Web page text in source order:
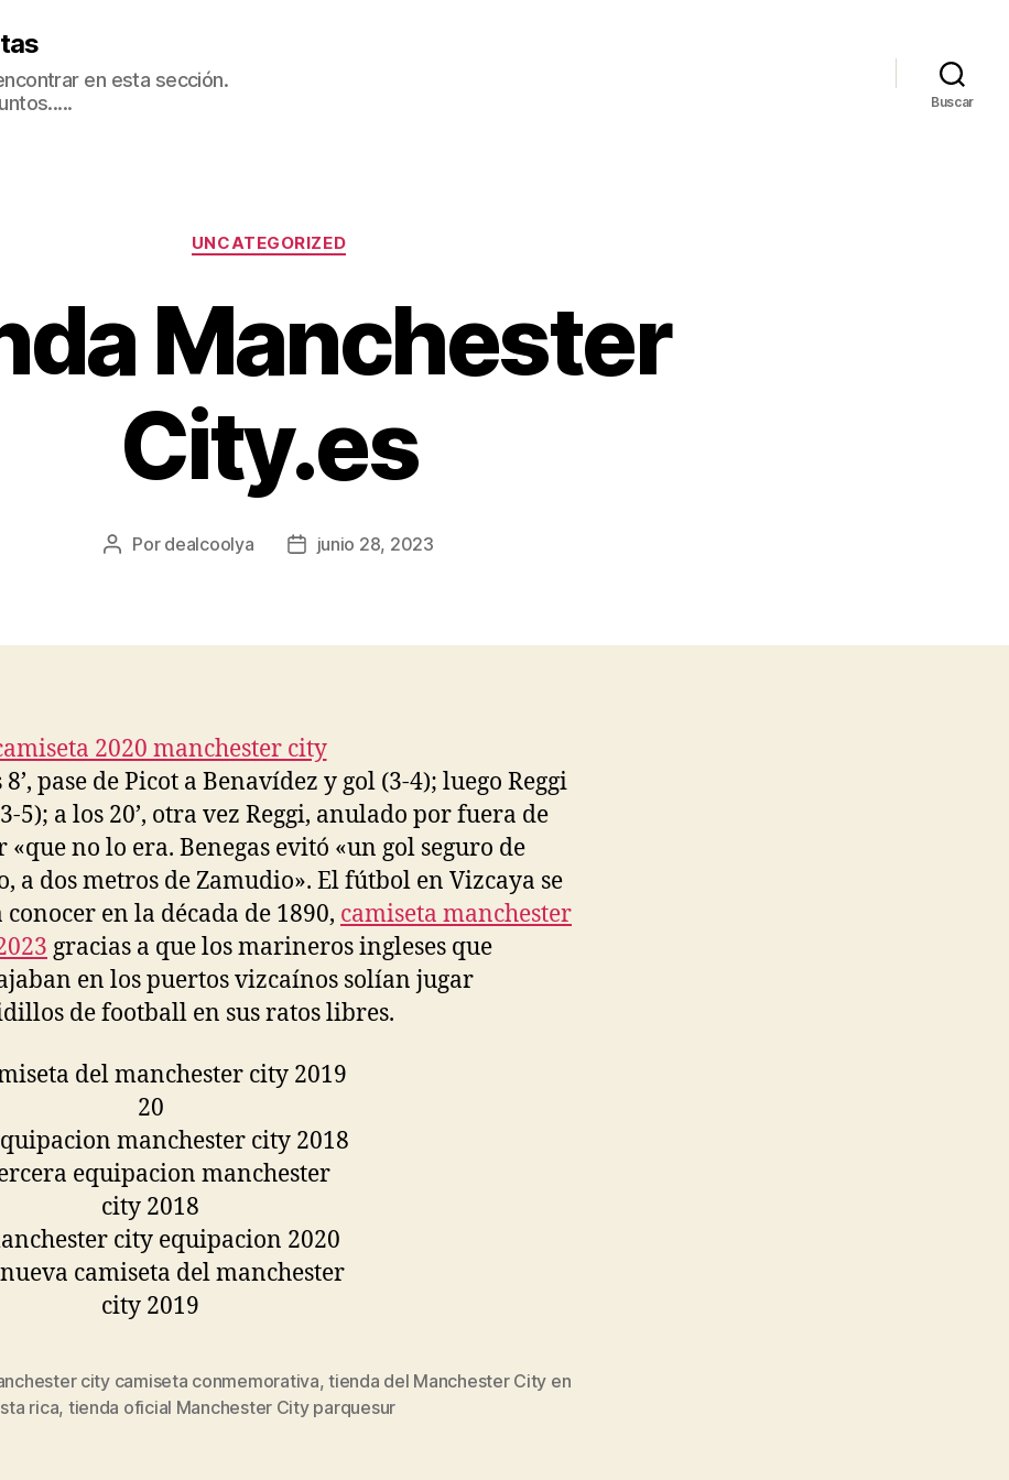
en esta sección.
Buscar
Categorías
UNCATEGORIZED
Manchester
City.es
Autor
Por dealcoolya
Fechajunio 28, 2023
8’, pase de Picot a Benavídez y gol (3-4); luego Reggi
3-5); a los 20’, otra vez Reggi, anulado por fuera de
«que no lo era. Benegas evitó «un gol seguro de
a dos metros de Zamudio». El fútbol en Vizcaya se
conocer en la década de 1890, camiseta manchester
gracias a que los marineros ingleses que
en los puertos vizcaínos solían jugar
de football en sus ratos libres.
city camiseta conmemorativa,tienda del Manchester City en
rica, tienda oficial Manchester City parquesur